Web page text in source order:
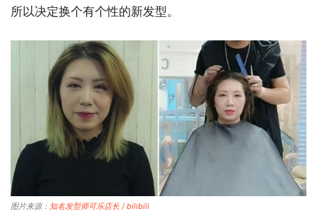
所以决定换个有个性的新发型。
图片来源： 知名发型师可乐店长 / bilibili